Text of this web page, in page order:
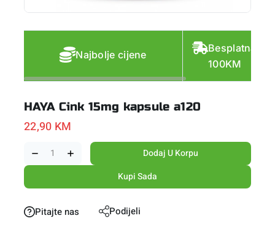
Najbolje cijene
Besplatna
100KM
HAYA Cink 15mg kapsule a120
22,90 KM
Dodaj U Korpu
Kupi Sada
Pitajte nas Podijeli